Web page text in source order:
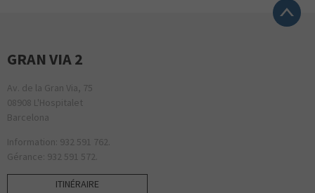
GRAN VIA 2
Av. de la Gran Via, 75
08908 L'Hospitalet
Barcelona
Information: 932 591 762.
Gérance: 932 591 572.
ITINÉRAIRE